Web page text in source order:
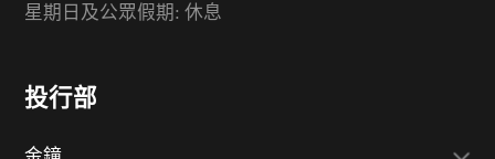
星期日及公眾假期: 休息
投行部